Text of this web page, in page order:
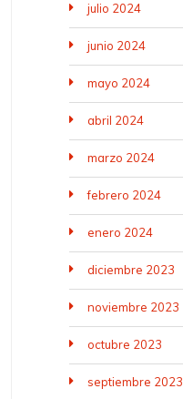
julio 2024
junio 2024
mayo 2024
abril 2024
marzo 2024
febrero 2024
enero 2024
diciembre 2023
noviembre 2023
octubre 2023
septiembre 2023